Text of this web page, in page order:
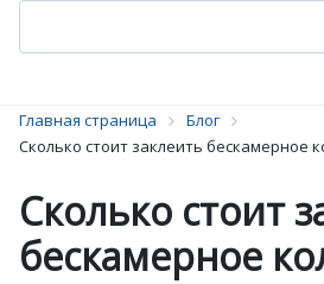
Главная страница
Блог
Сколько стоит заклеить бескамерное
Сколько стоит
бескамерное